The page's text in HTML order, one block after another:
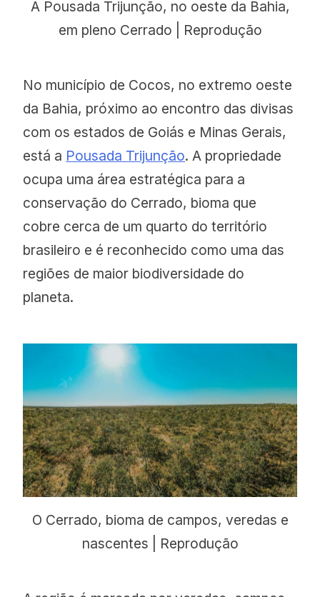
A Pousada Trijunção, no oeste da Bahia,
em pleno Cerrado | Reprodução
No município de Cocos, no extremo oeste
da Bahia, próximo ao encontro das divisas
com os estados de Goiás e Minas Gerais,
está a Pousada Trijunção. A propriedade
ocupa uma área estratégica para a
conservação do Cerrado, bioma que
cobre cerca de um quarto do território
brasileiro e é reconhecido como uma das
regiões de maior biodiversidade do
planeta.
O Cerrado, bioma de campos, veredas e
nascentes | Reprodução